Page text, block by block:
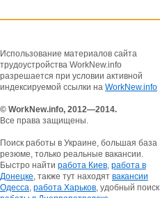
Использование материалов сайта
трудоустройства WorkNew.info
разрешается при условии активной
индексируемой ссылки на WorkNew.info
© WorkNew.info, 2012—2014.
Все права защищены.
Поиск работы в Украине, большая база
резюме, только реальные вакансии.
Быстро найти работа Киев, работа в
Донецке, также тут находят вакансии
Одесса, работа Харьков, удобный поиск